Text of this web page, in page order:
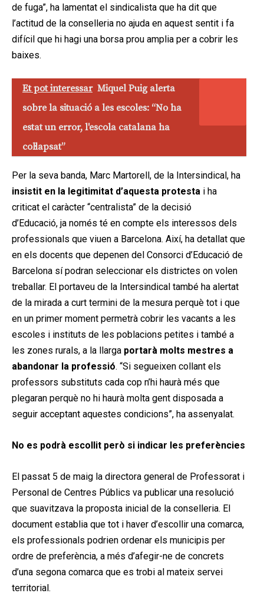
de fuga”, ha lamentat el sindicalista que ha dit que
l’actitud de la conselleria no ajuda en aquest sentit i fa
difícil que hi hagi una borsa prou amplia per a cobrir les
baixes.
Et pot interessar Miquel Puig alerta
sobre la situació a les escoles: “No ha
estat un error, l'escola catalana ha
col·lapsat”
Per la seva banda, Marc Martorell, de la Intersindical, ha
insistit en la legitimitat d’aquesta protesta i ha
criticat el caràcter “centralista” de la decisió
d’Educació, ja només té en compte els interessos dels
professionals que viuen a Barcelona. Així, ha detallat que
en els docents que depenen del Consorci d’Educació de
Barcelona sí podran seleccionar els districtes on volen
treballar. El portaveu de la Intersindical també ha alertat
de la mirada a curt termini de la mesura perquè tot i que
en un primer moment permetrà cobrir les vacants a les
escoles i instituts de les poblacions petites i també a
les zones rurals, a la llarga portarà molts mestres a
abandonar la professió. “Si segueixen collant els
professors substituts cada cop n’hi haurà més que
plegaran perquè no hi haurà molta gent disposada a
seguir acceptant aquestes condicions”, ha assenyalat.
No es podrà escollit però si indicar les preferències
El passat 5 de maig la directora general de Professorat i
Personal de Centres Públics va publicar una resolució
que suavitzava la proposta inicial de la conselleria. El
document establia que tot i haver d’escollir una comarca,
els professionals podrien ordenar els municipis per
ordre de preferència, a més d’afegir-ne de concrets
d’una segona comarca que es trobi al mateix servei
territorial.